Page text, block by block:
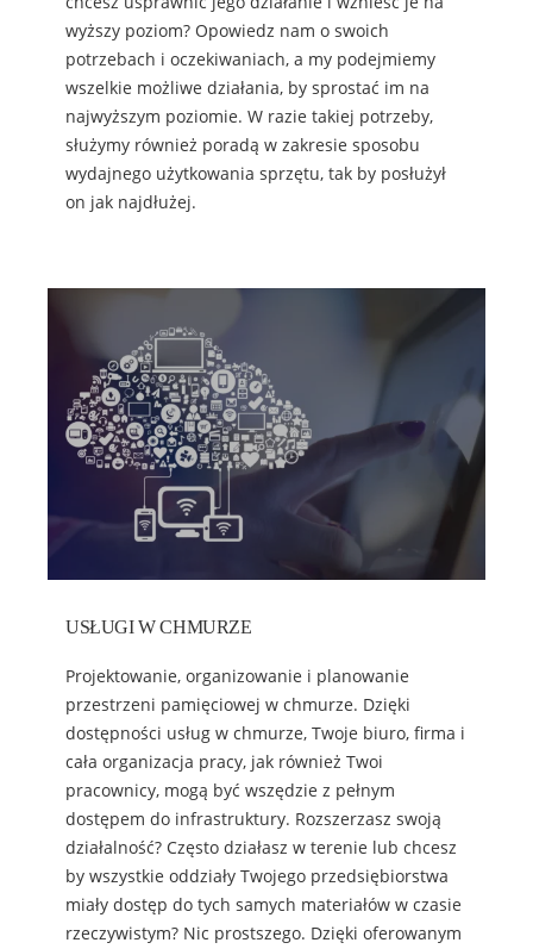
wyższy poziom? Opowiedz nam o swoich
potrzebach i oczekiwaniach, a my podejmiemy
wszelkie możliwe działania, by sprostać im na
najwyższym poziomie. W razie takiej potrzeby,
służymy również poradą w zakresie sposobu
wydajnego użytkowania sprzętu, tak by posłużył
on jak najdłużej.
USŁUGI W CHMURZE
Projektowanie, organizowanie i planowanie
przestrzeni pamięciowej w chmurze. Dzięki
dostępności usług w chmurze, Twoje biuro, firma i
cała organizacja pracy, jak również Twoi
pracownicy, mogą być wszędzie z pełnym
dostępem do infrastruktury. Rozszerzasz swoją
działalność? Często działasz w terenie lub chcesz
by wszystkie oddziały Twojego przedsiębiorstwa
miały dostęp do tych samych materiałów w czasie
rzeczywistym? Nic prostszego. Dzięki oferowanym